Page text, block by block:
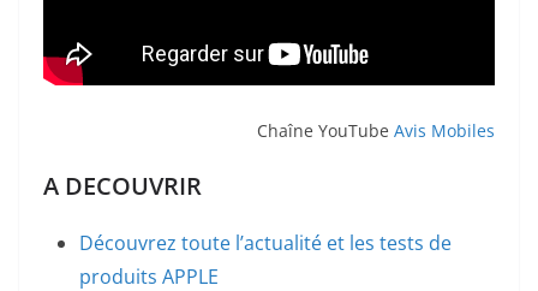
Chaîne YouTube Avis Mobiles
A DECOUVRIR
Découvrez toute l’actualité et les tests de
produits APPLE